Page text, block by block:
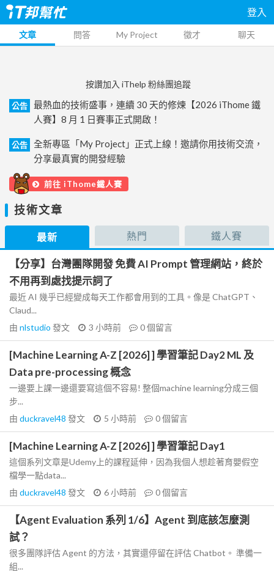
登入
文章 問答 My Project 徵才 聊天
按讚加入 iThelp 粉絲團追蹤
公告
最熱血的技術盛事，連續 30 天的修煉【2026 iThome 鐵
人賽】8 月 1 日賽事正式開啟！
公告
全新專區「My Project」正式上線！邀請你用技術交流，
分享最真實的開發經驗
前往 iThome鐵人賽
技術文章
最新 熱門 鐵人賽
【分享】台灣團隊開發 免費 AI Prompt 管理網站，終於
不用再到處找提示詞了
最近 AI 幾乎已經變成每天工作都會用到的工具。像是 ChatGPT、
Claud...
由 nlstudio 發文 3 小時前 0個留言
[Machine Learning A-Z [2026] ] 學習筆記 Day2 ML 及
Data pre-processing 概念
一邊要上課一邊還要寫這個不容易! 整個machine learning分成三個
步...
由 duckravel48 發文 5 小時前 0個留言
[Machine Learning A-Z [2026] ] 學習筆記 Day1
這個系列文章是Udemy上的課程延伸，因為我個人想趁著育嬰假空
檔學一點data...
由 duckravel48 發文 6 小時前 0個留言
【Agent Evaluation 系列 1/6】Agent 到底該怎麼測
試？
很多團隊評估 Agent 的方法，其實還停留在評估 Chatbot。 準備一
組...